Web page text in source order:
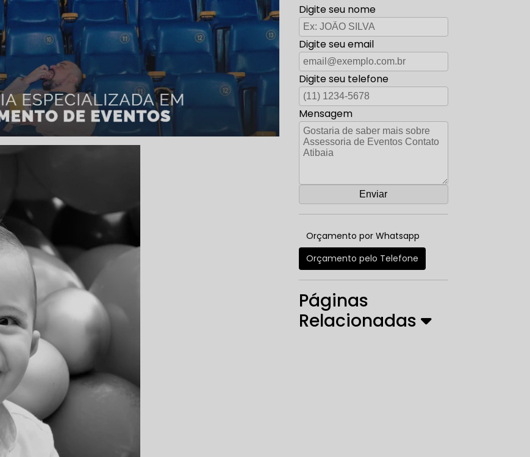
Digite seu nome
Digite seu email
Digite seu telefone
Mensagem
Orçamento por Whatsapp
Orçamento pelo Telefone
Páginas
Relacionadas